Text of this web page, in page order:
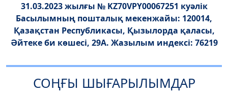
31.03.2023 жылғы № KZ70VPY00067251 куәлік
Басылымның пошталық мекенжайы: 120014,
Қазақстан Республикасы, Қызылорда қаласы,
Әйтеке би көшесі, 29А. Жазылым индексі: 76219
СОҢҒЫ ШЫҒАРЫЛЫМДАР